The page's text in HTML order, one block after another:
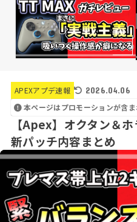
APEXアプデ速報
2026.04.06
本ページはプロモーションが含
【Apex】オクタン＆
新パッチ内容まとめ